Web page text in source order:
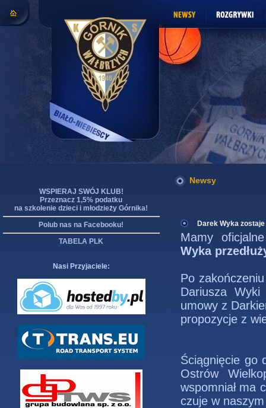
WSPIERAJ SWÓJ KLUB!
Przeznacz 1,5% podatku
na szkolenie dzieci i młodzieży Górnika!
Polub nas na Facebooku!
TABELA PLK
Nasi Przyjaciele:
Newsy
Darek Wyka
Mamy
Wyka
Po
Dariusza
umowy z
propozycje z
Ściągnięcie go
Ostrów
wspomniał ma
czuje w